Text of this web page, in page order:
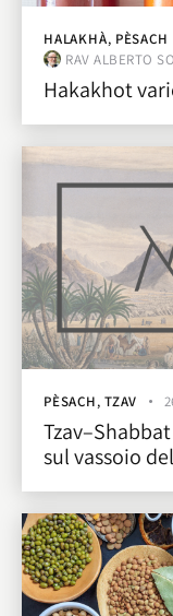
HALAKHÀ, PÈSACH
RAV ALBERTO
Hakakhot
PÈSACH,TZAV
sul vassoio